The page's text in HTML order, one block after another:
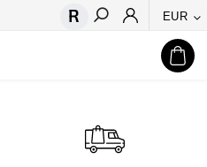
EUR
Hľadať